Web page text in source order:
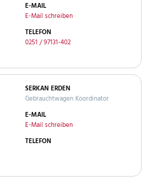
E-MAIL
E-Mail schreiben
TELEFON
0251 / 97131-402
SERKAN ERDEN
Gebrauchtwagen Koordinator
E-MAIL
E-Mail schreiben
TELEFON